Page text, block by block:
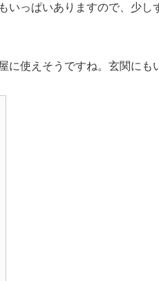
いっぱいありますので、少し
に使えそうですね。玄関にも